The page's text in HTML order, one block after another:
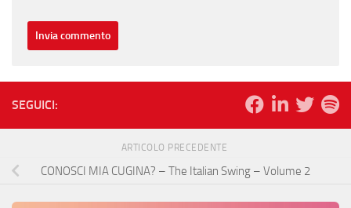
SEGUICI:
ARTICOLO PRECEDENTE
CONOSCI MIA CUGINA? – The Italian Swing – Volume 2